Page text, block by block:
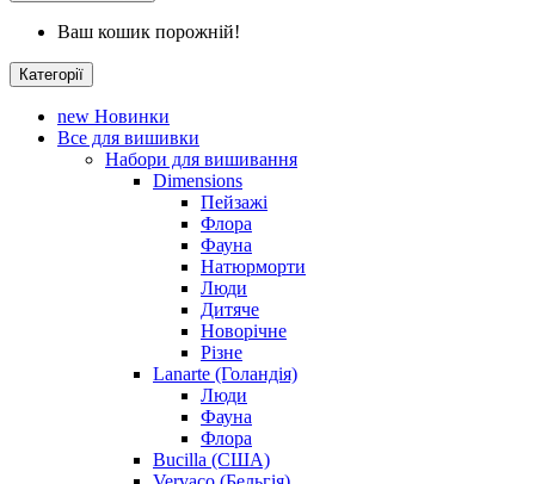
Ваш кошик порожній!
Категорії
new Новинки
Все для вишивки
Набори для вишивання
Dimensions
Пейзажі
Флора
Фауна
Натюрморти
Люди
Дитяче
Новорічне
Різне
Lanarte (Голандія)
Люди
Фауна
Флора
Bucilla (США)